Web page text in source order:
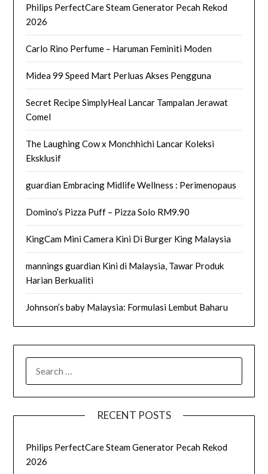
Philips PerfectCare Steam Generator Pecah Rekod
2026
Carlo Rino Perfume – Haruman Feminiti Moden
Midea 99 Speed Mart Perluas Akses Pengguna
Secret Recipe SimplyHeal Lancar Tampalan Jerawat
Comel
The Laughing Cow x Monchhichi Lancar Koleksi
Eksklusif
guardian Embracing Midlife Wellness : Perimenopaus
Domino’s Pizza Puff – Pizza Solo RM9.90
KingCam Mini Camera Kini Di Burger King Malaysia
mannings guardian Kini di Malaysia, Tawar Produk
Harian Berkualiti
Johnson’s baby Malaysia: Formulasi Lembut Baharu
FOR:
RECENT POSTS
Philips PerfectCare Steam Generator Pecah Rekod
2026